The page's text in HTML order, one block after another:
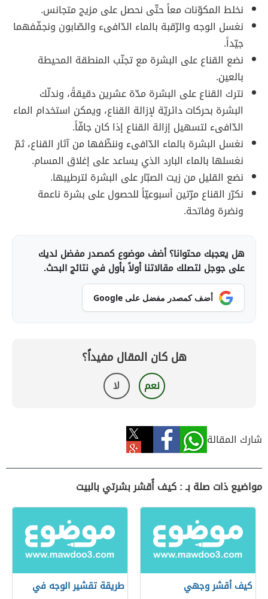
نخلط المكوّنات معاً حتّى نحصل على مزيج متجانس.
نغسل الوجه والرّقبة بالماء الدّافىء والصّابون ونجفّفهما
جيّداً.
نضع القناع على البشرة مع تجنّب المنطقة المحيطة
بالعين.
نترك القناع على البشرة مدّة عشرين دقيقةً، وندلّك
البشرة بحركات دائريّة لإزالة القناع، ويمكن استخدام الماء
الدّافىء لتسهيل إزالة القناع إذا كان جافّاً.
نغسل البشرة بالماء الدّافىء وننظّفها من آثار القناع، ثمّ
نغسلها بالماء البارد الذي يساعد على إغلاق المسام.
نضع القليل من زيت الصبّار على البشرة لترطيبها.
نكرّر القناع مرّتين أسبوعيّاً للحصول على بشرة ناعمة
ونضرة وفاتحة.
هل يعجبك محتوانا؟ أضف موضوع كمصدر مفضل لديك
على جوجل لتصلك مقالاتنا أولاً بأول في نتائج البحث.
أضف كمصدر مفضل على Google
هل كان المقال مفيداً؟
نعم لا
شارك المقالة
مواضيع ذات صلة بـ : كيف أُقشر بشرتي بالبيت
كيف أقشر وجهي
طريقة تقشير الوجه في